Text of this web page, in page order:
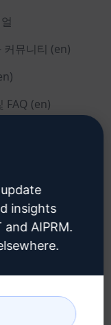
커뮤니티 (en)
FAQ (en)
크롬
insights
AIPRM.